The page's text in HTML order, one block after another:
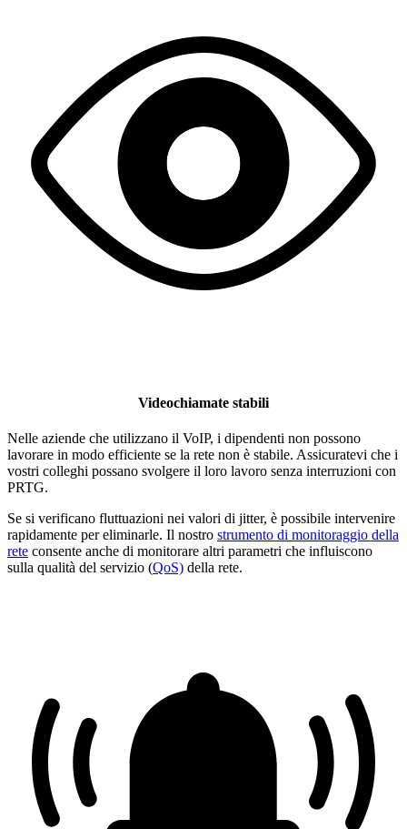
Videochiamate stabili
Nelle aziende che utilizzano il VoIP, i dipendenti non possono
lavorare in modo efficiente se la rete non è stabile. Assicuratevi che i
vostri colleghi possano svolgere il loro lavoro senza interruzioni con
PRTG.
Se si verificano fluttuazioni nei valori di jitter, è possibile intervenire
rapidamente per eliminarle. Il nostro strumento di monitoraggio della
rete consente anche di monitorare altri parametri che influiscono
sulla qualità del servizio (QoS) della rete.